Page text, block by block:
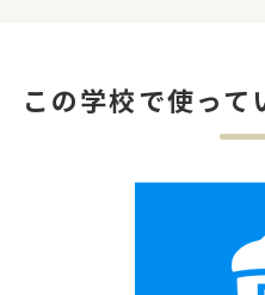
この学校で使って